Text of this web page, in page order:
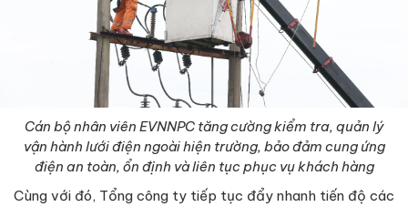
Cán bộ nhân viên EVNNPC tăng cường kiểm tra, quản lý
vận hành lưới điện ngoài hiện trường, bảo đảm cung ứng
điện an toàn, ổn định và liên tục phục vụ khách hàng
Cùng với đó, Tổng công ty tiếp tục đẩy nhanh tiến độ các